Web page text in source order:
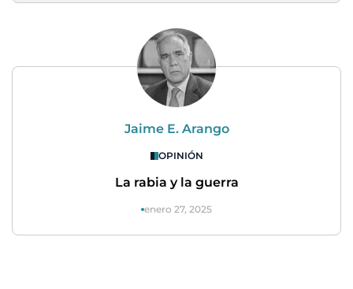
Jaime E. Arango
OPINIÓN
La rabia y la guerra
enero 27, 2025